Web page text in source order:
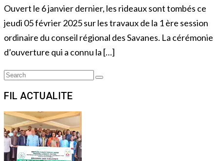
Ouvert le 6 janvier dernier, les rideaux sont tombés ce
jeudi 05 février 2025 sur les travaux de la 1 ère session
ordinaire du conseil régional des Savanes. La cérémonie
d’ouverture qui a connu la […]
Search
Search
FIL ACTUALITE